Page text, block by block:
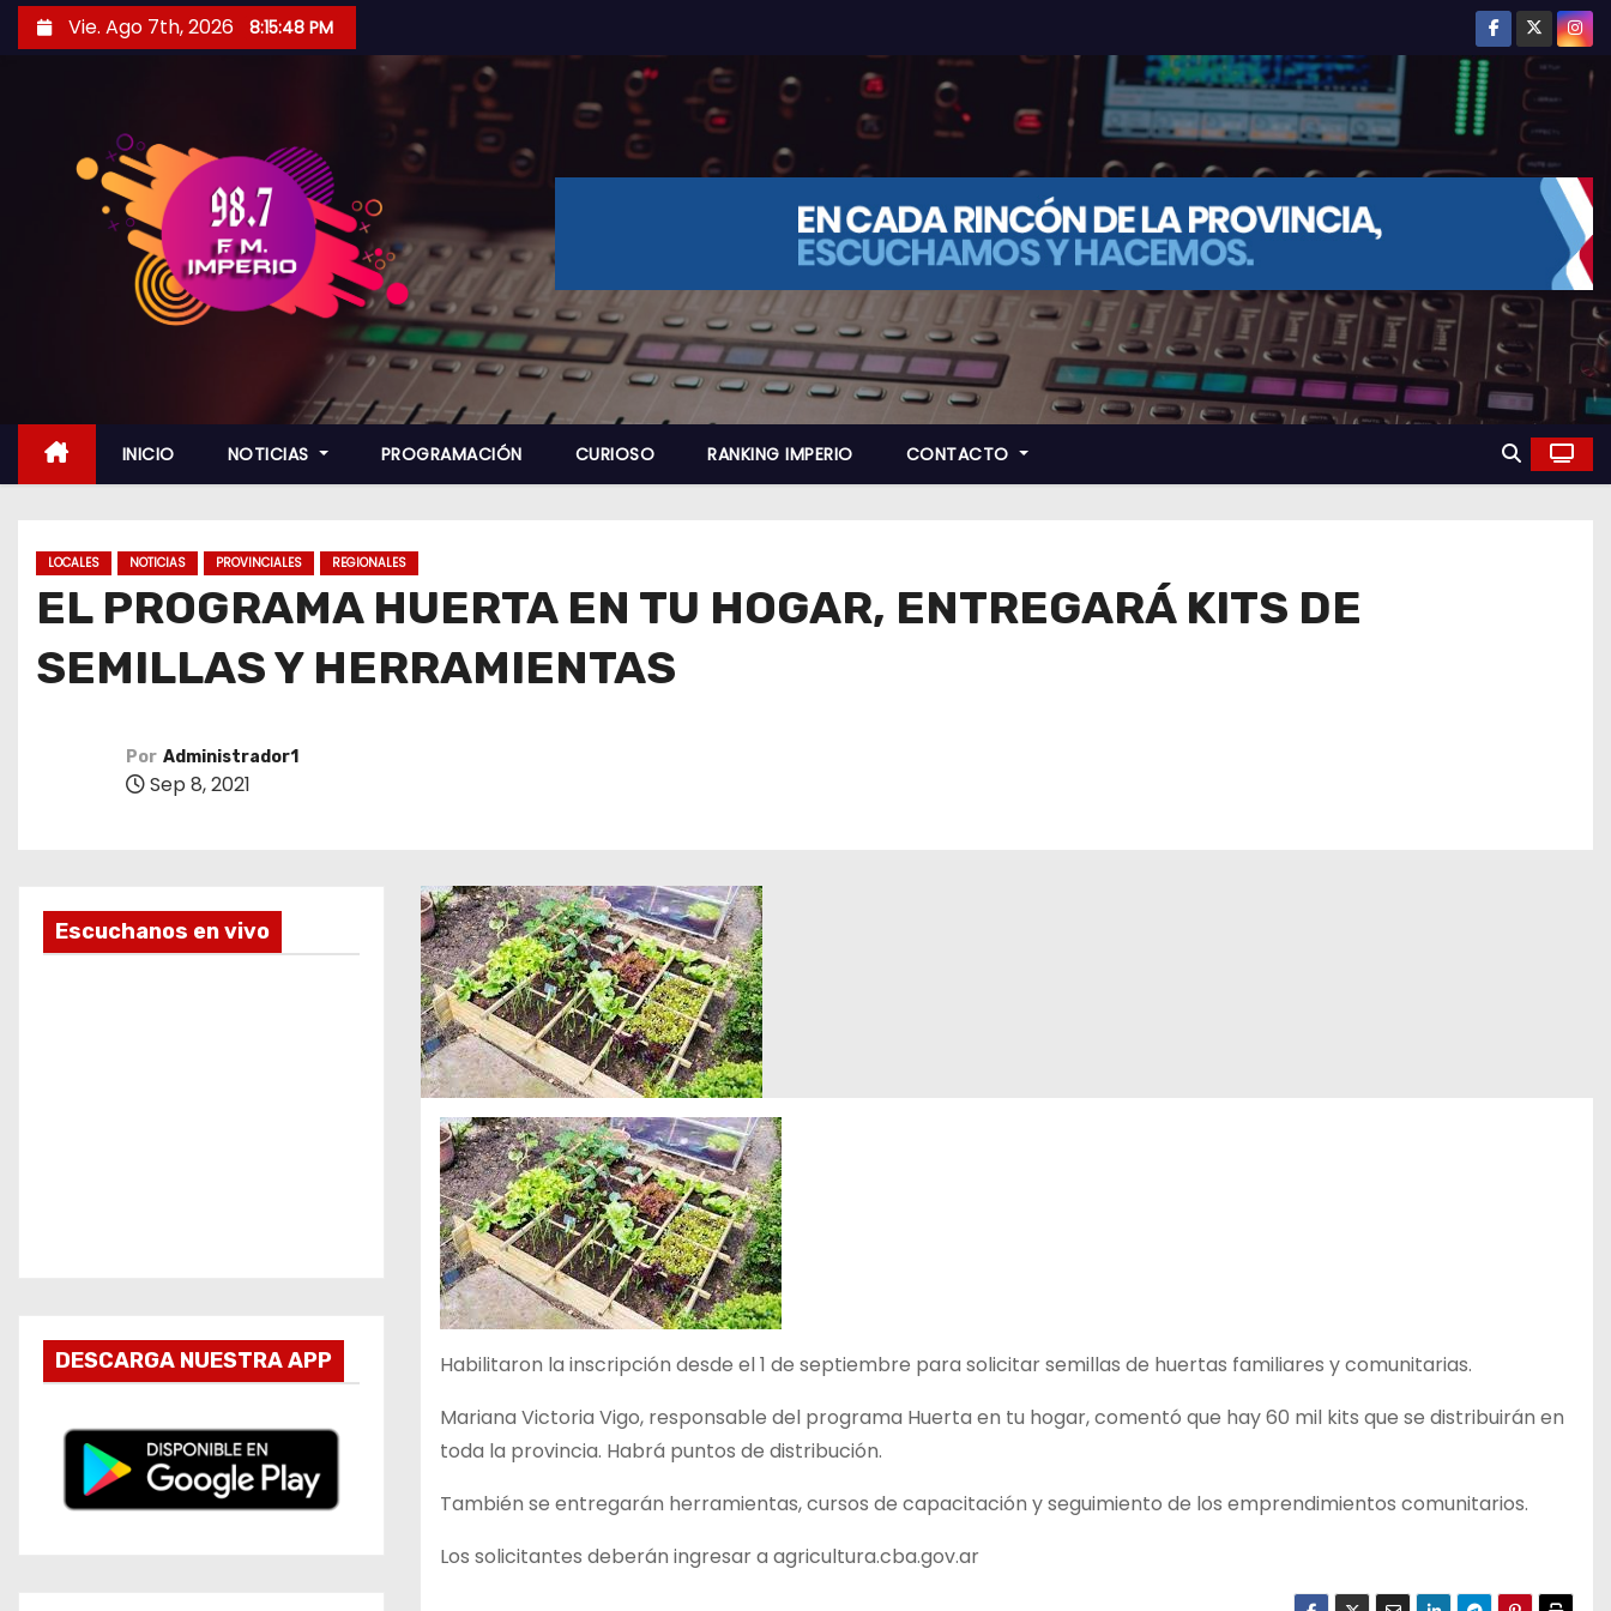
i
Vie. Ago 7th, 2026 8:15:49 PM
INICIO NOTICIAS PROGRAMACIÓN CURIOSO RANKING IMPERIO CONTACTO
LOCALES NOTICIAS PROVINCIALES REGIONALES
EL PROGRAMA HUERTA EN TU HOGAR, ENTREGARÁ KITS DE
SEMILLAS Y HERRAMIENTAS
Por Administrador1
Sep 8, 2021
Escuchanos en vivo
DESCARGA NUESTRA APP
Habilitaron la inscripción desde el 1 de septiembre para solicitar semillas de huertas familiares y comunitarias.
Mariana Victoria Vigo, responsable del programa Huerta en tu hogar, comentó que hay 60 mil kits que se distribuirán en
toda la provincia. Habrá puntos de distribución.
También se entregarán herramientas, cursos de capacitación y seguimiento de los emprendimientos comunitarios.
Los solicitantes deberán ingresar a agricultura.cba.gov.ar